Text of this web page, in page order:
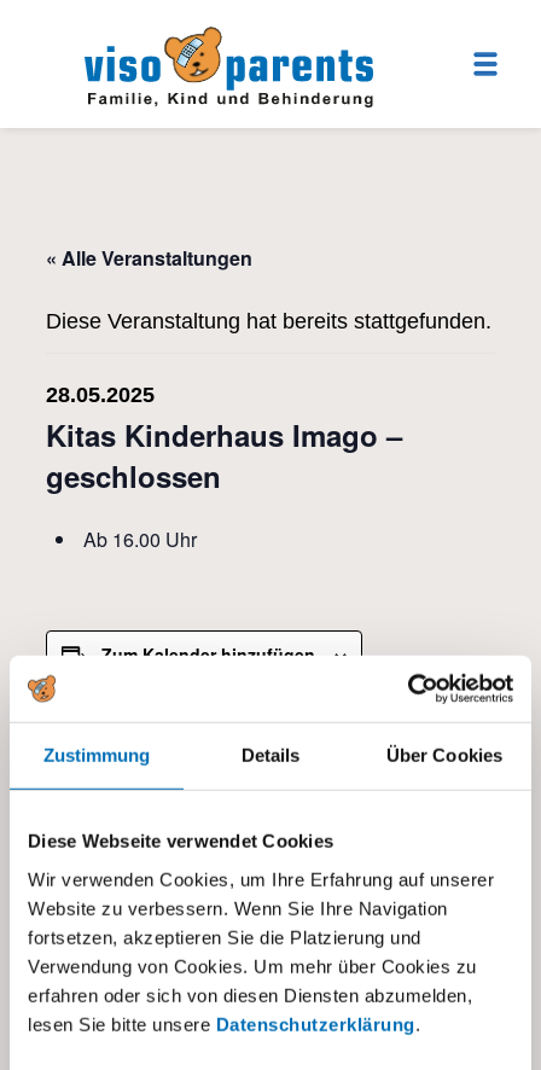
Zustimmung Details Über Cookies
Diese Webseite verwendet Cookies
Wir verwenden Cookies, um Ihre Erfahrung auf unserer
Website zu verbessern. Wenn Sie Ihre Navigation
fortsetzen, akzeptieren Sie die Platzierung und
Verwendung von Cookies. Um mehr über Cookies zu
erfahren oder sich von diesen Diensten abzumelden,
lesen Sie bitte unsere Datenschutzerklärung.
« Alle Veranstaltungen
Diese Veranstaltung hat bereits stattgefunden.
28.05.2025
Kitas Kinderhaus Imago –
geschlossen
Ab 16.00 Uhr
Zum Kalender hinzufügen
DETAILS
Datum:
Alle, Kita Baar Kita Dübendorf